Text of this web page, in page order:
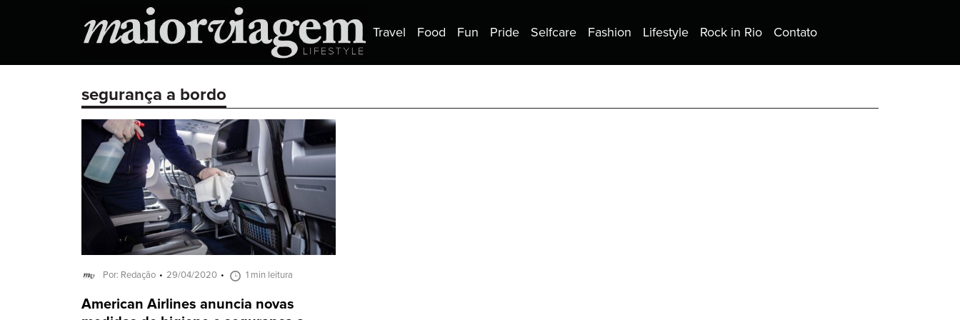
Travel Food Fun Pride Selfcare Fashion Lifestyle Rock in Rio Contato
segurança a bordo
Por: Redação 29/04/2020 1 min leitura
American Airlines anuncia novas